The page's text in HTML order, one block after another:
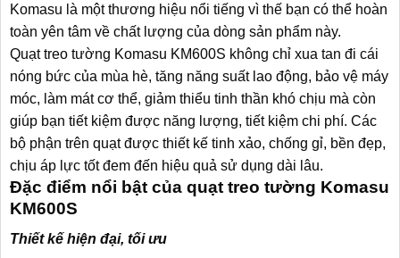
Komasu là một thương hiệu nổi tiếng vì thế bạn có thể hoàn
toàn yên tâm về chất lượng của dòng sản phẩm này.
Quạt treo tường Komasu KM600S không chỉ xua tan đi cái
nóng bức của mùa hè, tăng năng suất lao động, bảo vệ máy
móc, làm mát cơ thể, giảm thiểu tinh thần khó chịu mà còn
giúp bạn tiết kiệm được năng lượng, tiết kiệm chi phí. Các
bộ phận trên quạt được thiết kế tinh xảo, chống gỉ, bền đẹp,
chịu áp lực tốt đem đến hiệu quả sử dụng dài lâu.
Đặc điểm nổi bật của quạt treo tường Komasu
KM600S
Thiết kế hiện đại, tối ưu